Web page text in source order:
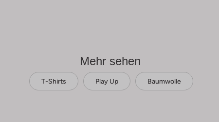
Mehr sehen
T-Shirts Play Up Baumwolle